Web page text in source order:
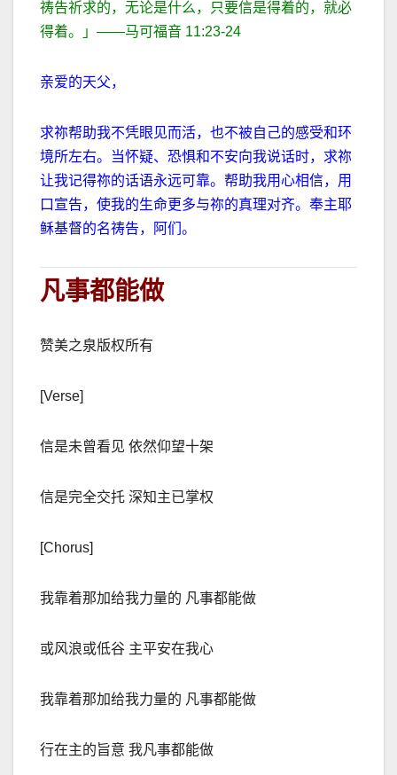
祷告祈求的，无论是什么，只要信是得着的，就必
得着。」 ——马可福音 11:23-24
亲爱的天父，
求祢帮助我不凭眼见而活，也不被自己的感受和环
境所左右。当怀疑、恐惧和不安向我说话时，求祢
让我记得祢的话语永远可靠。帮助我用心相信，用
口宣告，使我的生命更多与祢的真理对齐。奉主耶
稣基督的名祷告，阿们。
凡事都能做
赞美之泉版权所有
[Verse]
信是未曾看见 依然仰望十架
信是完全交托 深知主已掌权
[Chorus]
我靠着那加给我力量的 凡事都能做
或风浪或低谷 主平安在我心
我靠着那加给我力量的 凡事都能做
行在主的旨意 我凡事都能做